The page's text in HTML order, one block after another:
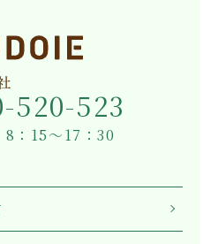
520-523
：15～17：30